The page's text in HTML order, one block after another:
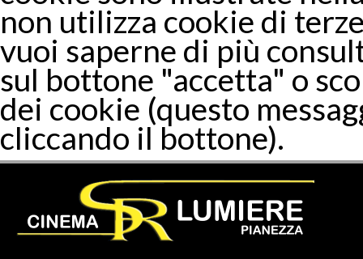
non utilizza cookie di
vuoi saperne di più
sul bottone "accetta" o
dei cookie (questo
cliccando il bottone).